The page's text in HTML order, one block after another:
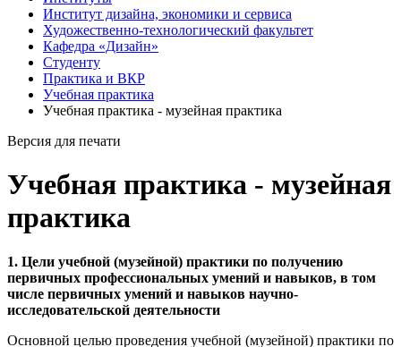
Институт дизайна, экономики и сервиса
Художественно-технологический факультет
Кафедра «Дизайн»
Студенту
Практика и ВКР
Учебная практика
Учебная практика - музейная практика
Версия для печати
Учебная практика - музейная
практика
1. Цели учебной (музейной) практики по получению
первичных профессиональных умений и навыков, в том
числе первичных умений и навыков научно-
исследовательской деятельности
Основной целью проведения учебной (музейной) практики по